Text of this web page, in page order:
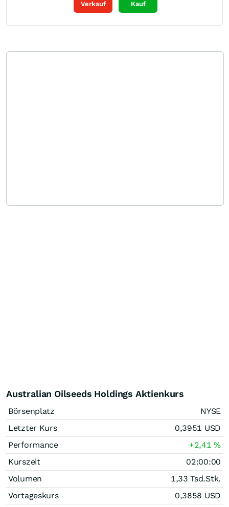
Verkauf Kauf
Australian Oilseeds Holdings Aktienkurs
Börsenplatz
NYSE
Letzter Kurs
0,3951 USD
Performance
+2,41%
Kurszeit
02:00:00
Volumen
1,33 Tsd.Stk.
Vortageskurs
0,3858 USD